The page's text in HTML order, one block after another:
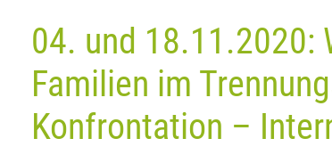
04. und 18.11.2020:
Familien im
Konfrontation –